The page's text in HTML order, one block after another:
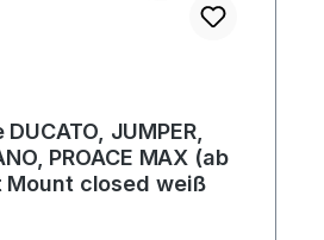
JUMPER,
PROACE MAX (ab
Mount closed weiß